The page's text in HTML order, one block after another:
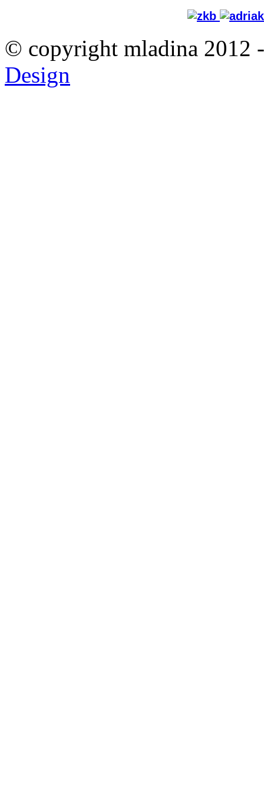
© copyright mladina 2012
Design